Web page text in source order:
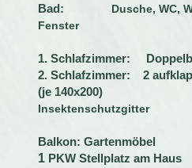
Bad:
Dusche, WC,
Fenster
1. Schlafzimmer:
2. Schlafzimmer: 2
(je 140x200)
Insektenschutzgitter
Balkon: Gartenmöbel
1 PKW Stellplatz am Haus